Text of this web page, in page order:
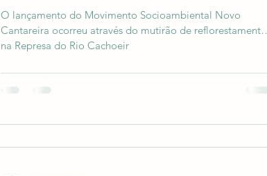
O lançamento do Movimento Socioambiental Novo
Cantareira ocorreu através do mutirão de reflorestamento
na Represa do Rio Cachoeir